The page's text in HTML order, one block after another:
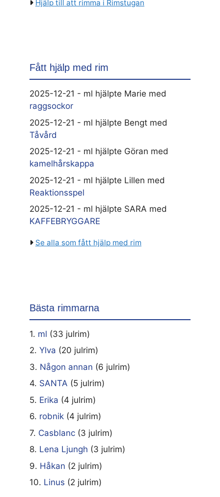
Hjälp till att rimma i Rimstugan
Fått hjälp med rim
2025-12-21 - ml hjälpte Marie med
raggsockor
2025-12-21 - ml hjälpte Bengt med
Tåvård
2025-12-21 - ml hjälpte Göran med
kamelhårskappa
2025-12-21 - ml hjälpte Lillen med
Reaktionsspel
2025-12-21 - ml hjälpte SARA med
KAFFEBRYGGARE
Se alla som fått hjälp med rim
Bästa rimmarna
1. ml (33 julrim)
2. Ylva (20 julrim)
3. Någon annan (6 julrim)
4. SANTA (5 julrim)
5. Erika (4 julrim)
6. robnik (4 julrim)
7. Casblanc (3 julrim)
8. Lena Ljungh (3 julrim)
9. Håkan (2 julrim)
10. Linus (2 julrim)